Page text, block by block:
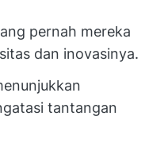
pernah mereka
dan inovasinya.
tantangan